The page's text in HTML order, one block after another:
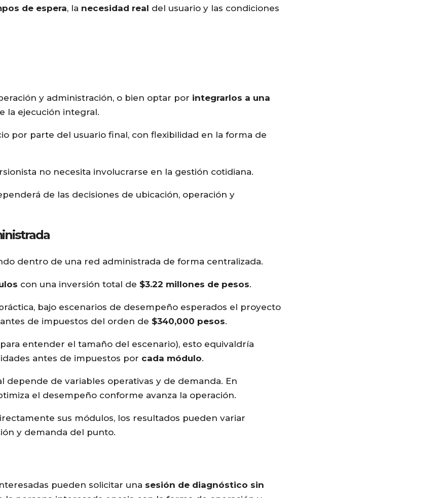
de espera, la necesidad real del usuario y las condiciones
y administración, o bien optar por integrarlos a una
la ejecución integral.
por parte del usuario final, con flexibilidad en la forma de
no necesita involucrarse en la gestión cotidiana.
de las decisiones de ubicación, operación y
dentro de una red administrada de forma centralizada.
con una inversión total de $3.22 millones de pesos.
bajo escenarios de desempeño esperados el proyecto
de impuestos del orden de $340,000 pesos.
entender el tamaño del escenario), esto equivaldría
antes de impuestos por cada módulo.
depende de variables operativas y de demanda. En
el desempeño conforme avanza la operación.
sus módulos, los resultados pueden variar
y demanda del punto.
pueden solicitar una sesión de diagnóstico sin